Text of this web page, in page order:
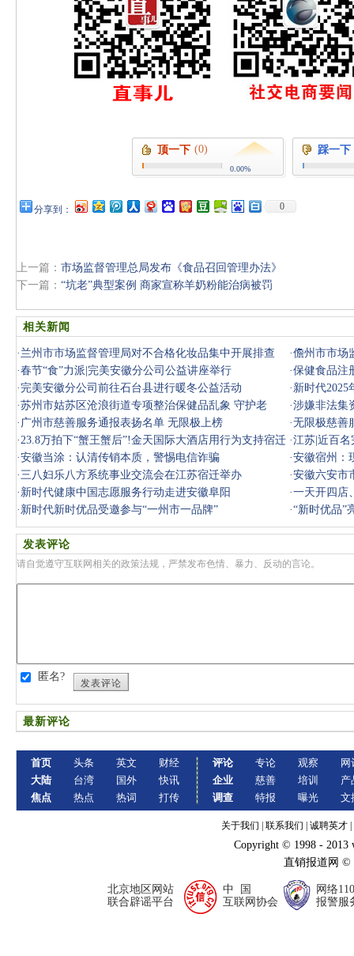
顶一下 (0)
0.00%
踩一下
分享到： 0
上一篇： 市场监督管理总局发布《食品召回管理办法》
下一篇： “坑老”典型案例 商家宣称羊奶粉能治病被罚
相关新闻
· 兰州市市场监督管理局对不合格化妆品集中开展排查 ·儋州市市场
交电
·春节“食”力派|完美安徽分公司公益讲座举行 ·保健食品注
· 完美安徽分公司前往石台县进行暖冬公益活动 · 新时代2025
·苏州市姑苏区沧浪街道专项整治保健品乱象 守护老
人“钱袋子”
·涉嫌非法集
侦查
· 广州市慈善服务通报表扬名单 无限极上榜 ·无限极慈善
·23.8万拍下“蟹王蟹后”!金天国际大酒店用行为支持宿迁
河蟹产
·江苏|近百
·安徽当涂：认清传销本质，警惕电信诈骗 ·安徽宿州：
网”
·三八妇乐八方系统事业交流会在江苏宿迁举办 ·安徽六安市
· 新时代健康中国志愿服务行动走进安徽阜阳 ·一天开四店
· 新时代新时优品受邀参与“一州市一品牌” ·“新时优品”
项目“
发表评论
请自觉遵守互联网相关的政策法规，严禁发布色情、暴力、反动的言论。
匿名?
发表评论
最新评论
首页
大陆
焦点
头条
台湾
热点
英文
国外
热词
财经
快讯
打传
评论
企业
调查
专论
慈善
特报
观察
培训
曝光
网
产
文
关于我们 联系我们 诚聘英才
Copyright © 1998 - 2013
直销报道网
北京地区网站
联合辟谣平台
中 国
互联网协会
网络110
报警服